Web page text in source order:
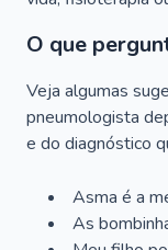
O que
Veja algumas
pneumologista
e do diagnóstico
Asma é a
As